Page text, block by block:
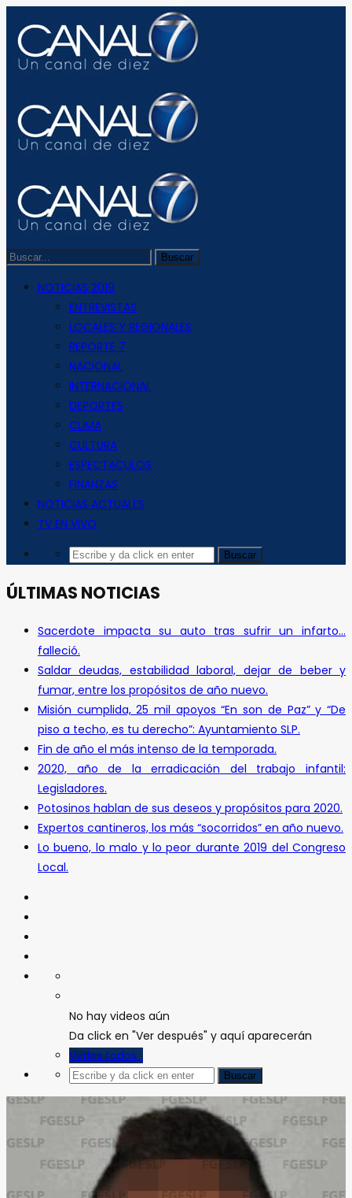
NOTICIAS 2019
ENTREVISTAS
LOCALES Y REGIONALES
REPORTE 7
NACIONAL
INTERNACIONAL
DEPORTES
CLIMA
CULTURA
ESPECTACULOS
FINANZAS
NOTICIAS ACTUALES
TV EN VIVO
ÚLTIMAS NOTICIAS
Sacerdote impacta su auto tras sufrir un infarto…
falleció.
Saldar deudas, estabilidad laboral, dejar de beber y
fumar, entre los propósitos de año nuevo.
Misión cumplida, 25 mil apoyos “En son de Paz” y “De
piso a techo, es tu derecho”: Ayuntamiento SLP.
Fin de año el más intenso de la temporada.
2020, año de la erradicación del trabajo infantil:
Legisladores.
Potosinos hablan de sus deseos y propósitos para 2020.
Expertos cantineros, los más “socorridos” en año nuevo.
Lo bueno, lo malo y lo peor durante 2019 del Congreso
Local.
No hay videos aún
Da click en "Ver después" y aquí aparecerán
Verlos todos